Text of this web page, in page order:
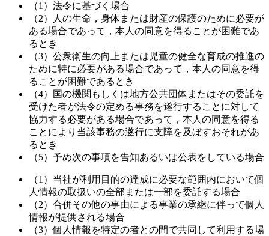
（1）法令に基づく場合
（2）人の生命，身体または財産の保護のために必要が
ある場合であって，本人の同意を得ることが困難であ
るとき
（3）公衆衛生の向上または児童の健全な育成の推進の
ために特に必要がある場合であって，本人の同意を得
ることが困難であるとき
（4）国の機関もしくは地方公共団体またはその委託を
受けた者が法令の定める事務を遂行することに対して
協力する必要がある場合であって，本人の同意を得る
ことにより当該事務の遂行に支障を及ぼすおそれがあ
るとき
（5）予め次の事項を告知あるいは公表をしている場合
（1）当社が利用目的の達成に必要な範囲内において個
人情報の取扱いの全部または一部を委託する場合
（2）合併その他の事由による事業の承継に伴って個人
情報が提供される場合
（3）個人情報を特定の者との間で共同して利用する場